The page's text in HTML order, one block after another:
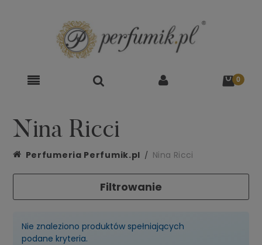
Nina Ricci
Perfumeria Perfumik.pl Nina Ricci
Filtrowanie
Nie znaleziono produktów spełniających
podane kryteria.